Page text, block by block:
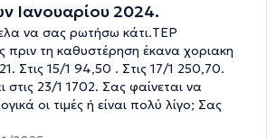
Ιανουαρίου 2024.
να σας ρωτήσω κάτι.ΤΕΡ
πριν τη καθυστέρηση έκανα χοριακη
Στις 15/1 94,50 . Στις 17/1 250,70.
στις 23/1 1702. Σας φαίνεται να
οι τιμές ή είναι πολύ λίγο; Σας